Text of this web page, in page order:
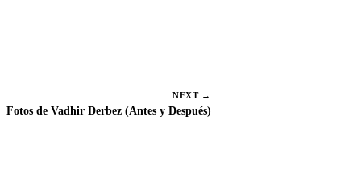
n
NEXT →
Fotos de Vadhir Derbez (Antes y Después)